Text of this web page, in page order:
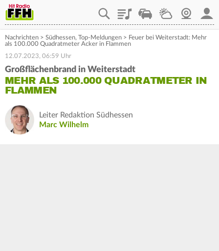
PlaylistStaupilotWetterWebcam
Nachrichten > Südhessen, Top-Meldungen > Feuer bei Weiterstadt: Mehr
als 100.000 Quadratmeter Acker in Flammen
12.07.2023, 06:59 Uhr
Großflächenbrand in Weiterstadt
MEHR ALS 100.000 QUADRATMETER IN
FLAMMEN
Leiter Redaktion Südhessen
Marc Wilhelm